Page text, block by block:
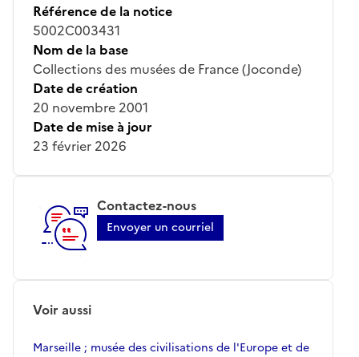
Référence de la notice
5002C003431
Nom de la base
Collections des musées de France (Joconde)
Date de création
20 novembre 2001
Date de mise à jour
23 février 2026
Contactez-nous
Envoyer un courriel
Voir aussi
Marseille ; musée des civilisations de l'Europe et de